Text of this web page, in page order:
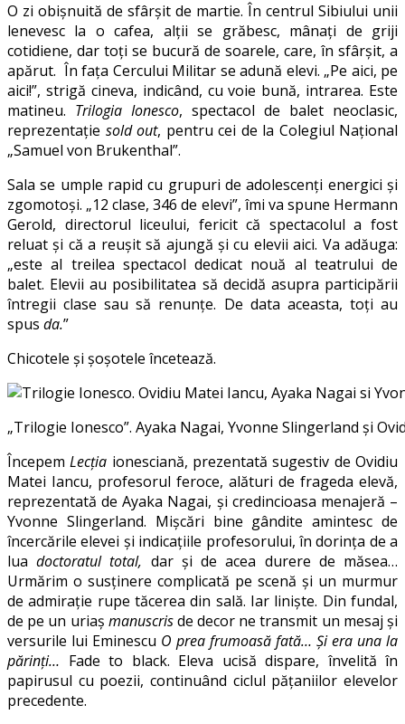
O zi obișnuită de sfârșit de martie. În centrul Sibiului unii
lenevesc la o cafea, alții se grăbesc, mânați de griji
cotidiene, dar toți se bucură de soarele, care, în sfârșit, a
apărut. În fața Cercului Militar se adună elevi. „Pe aici, pe
aici!”, strigă cineva, indicând, cu voie bună, intrarea. Este
matineu. Trilogia Ionesco, spectacol de balet neoclasic,
reprezentație sold out, pentru cei de la Colegiul Național
„Samuel von Brukenthal”.
Sala se umple rapid cu grupuri de adolescenți energici și
zgomotoși. „12 clase, 346 de elevi”, îmi va spune Hermann
Gerold, directorul liceului, fericit că spectacolul a fost
reluat și că a reușit să ajungă și cu elevii aici. Va adăuga:
„este al treilea spectacol dedicat nouă al teatrului de
balet. Elevii au posibilitatea să decidă asupra participării
întregii clase sau să renunţe. De data aceasta, toţi au
spus da.”
Chicotele și șoșotele încetează.
„Trilogie Ionesco”. Ayaka Nagai, Yvonne Slingerland și
ÎncepemLecția ionesciană, prezentată sugestiv de Ovidiu
Matei Iancu, profesorul feroce, alături de frageda elevă,
reprezentată de Ayaka Nagai, și credincioasa menajeră –
Yvonne Slingerland. Mișcări bine gândite amintesc de
încercările elevei și indicațiile profesorului, în dorința de a
luadoctoratul total, dar și de acea durere de măsea…
Urmărim o susținere complicată pe scenă și un murmur
de admirație rupe tăcerea din sală. Iar liniște. Din fundal,
de pe un uriaș manuscrisde decor ne transmit un mesaj și
versurile lui Eminescu O prea frumoasă fată… Și era una la
părinți… Fade to black. Eleva ucisă dispare, învelită în
papirusul cu poezii, continuând ciclul pățaniilor elevelor
precedente.